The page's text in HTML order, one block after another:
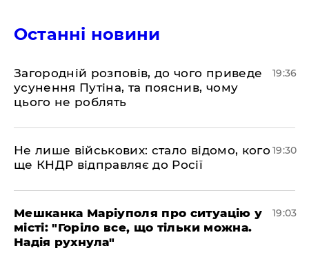
Останні новини
Загородній розповів, до чого приведе
усунення Путіна, та пояснив, чому
цього не роблять
19:36
Не лише військових: стало відомо, кого
ще КНДР відправляє до Росії
19:30
Мешканка Маріуполя про ситуацію у
місті: "Горіло все, що тільки можна.
Надія рухнула"
19:03